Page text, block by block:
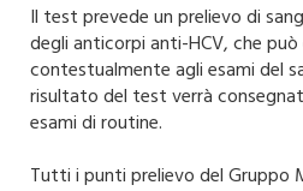
Il test prevede un prelievo di
degli anticorpi anti-HCV, che
contestualmente agli esami del
risultato del test verrà
esami di routine.
Tutti i punti prelievo del Gruppo